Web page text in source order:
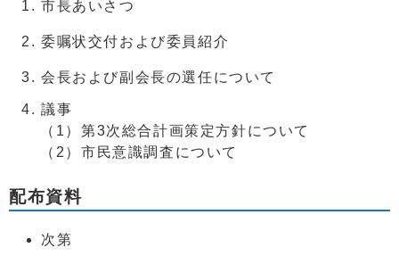
市長あいさつ
委嘱状交付および委員紹介
会長および副会長の選任について
議事
（1）第3次総合計画策定方針について
（2）市民意識調査について
配布資料
次第